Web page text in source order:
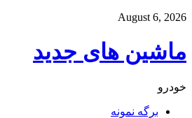
August 6, 2026
ماشین های جدید
خودرو
برگه نمونه